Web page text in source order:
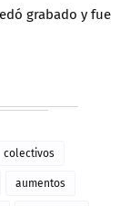
grabado y fue
colectivos
aumentos